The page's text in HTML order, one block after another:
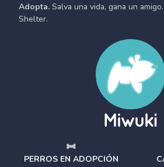
Adopta. Salva una vida, gana un
Shelter.
PERROS EN ADOPCIÓN